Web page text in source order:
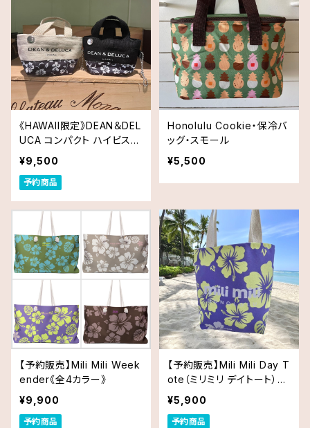
《HAWAII限定》DEAN＆DEL
UCA コンパクト ハイビスカ
ス フォルダブルトートバッグ
送料無料
¥9,500
予約商品
Honolulu Cookie・保冷バ
ッグ・スモール
¥5,500
【予約販売】Mili Mili Week
ender《全4カラー》
¥9,900
予約商品
【予約販売】Mili Mili Day T
ote（ミリミリ デイトート）｜
Sサイズ
¥5,900
予約商品